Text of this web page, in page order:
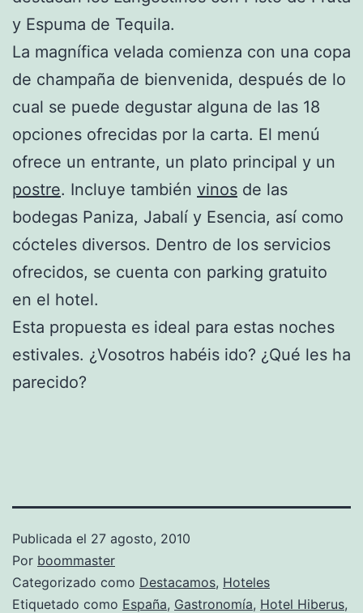
y Espuma de Tequila.
La magnífica velada comienza con una copa
de champaña de bienvenida, después de lo
cual se puede degustar alguna de las 18
opciones ofrecidas por la carta. El menú
ofrece un entrante, un plato principal y un
postre. Incluye también vinos de las
bodegas Paniza, Jabalí y Esencia, así como
cócteles diversos. Dentro de los servicios
ofrecidos, se cuenta con parking gratuito
en el hotel.
Esta propuesta es ideal para estas noches
estivales. ¿Vosotros habéis ido? ¿Qué les ha
parecido?
Publicada el 27 agosto, 2010
Por boommaster
Categorizado como Destacamos, Hoteles
Etiquetado como España, Gastronomía, Hotel Hiberus,